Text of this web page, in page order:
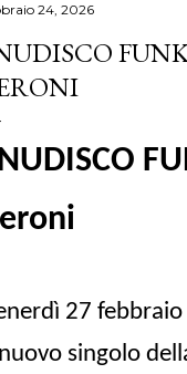
24, 2026
27
singolo